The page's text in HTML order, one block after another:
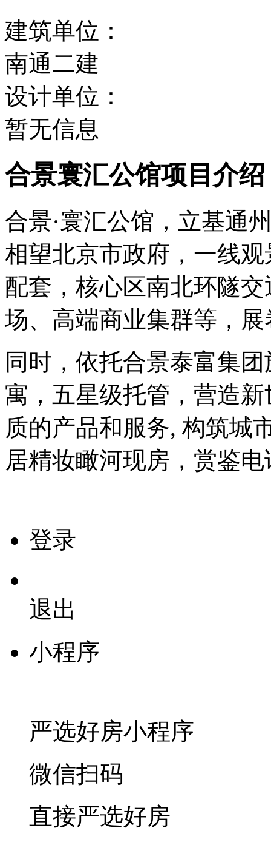
建筑单位：
南通二建
设计单位：
暂无信息
合景寰汇公馆项目介绍
合景·寰汇公馆，立基通
相望北京市政府，一线
配套，核心区南北环隧
场、高端商业集群等，
同时，依托合景泰富集
寓，五星级托管，营造
质的产品和服务, 构筑城
居精妆瞰河现房，赏鉴电
登录
退出
小程序
严选好房小程序
微信扫码
直接严选好房